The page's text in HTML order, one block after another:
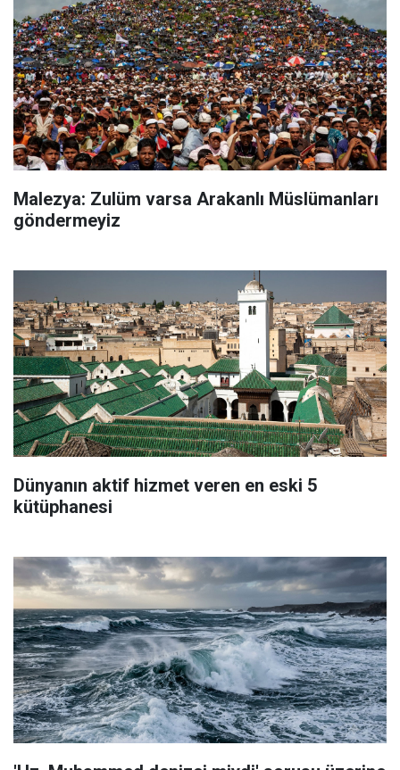
Malezya: Zulüm varsa Arakanlı Müslümanları
göndermeyiz
Dünyanın aktif hizmet veren en eski 5
kütüphanesi